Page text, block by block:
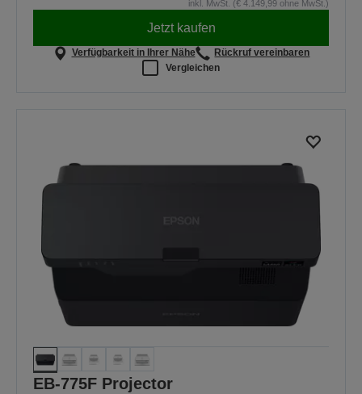
inkl. MwSt. (€ 4.149,99 ohne MwSt.)
Jetzt kaufen
Verfügbarkeit in Ihrer Nähe
Rückruf vereinbaren
Vergleichen
EB-775F Projector